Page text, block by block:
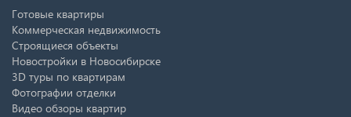
Готовые квартиры
Коммерческая недвижимость
Строящиеся объекты
Новостройки в Новосибирске
3D туры по квартирам
Фотографии отделки
Видео обзоры квартир